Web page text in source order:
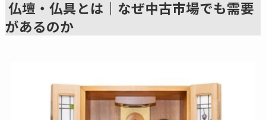
仏壇・仏具とは｜なぜ中古市場でも需要
があるのか